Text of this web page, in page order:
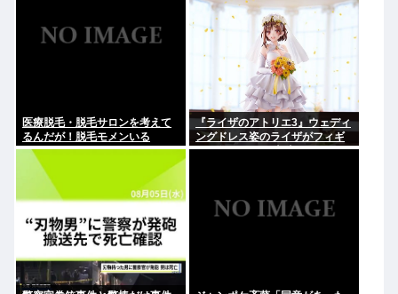
医療脱毛・脱毛サロンを考えて
るんだが！脱毛モメンいる
か？？
『ライザのアトリエ3』ウェディ
ングドレス姿のライザがフィギ
ュア化キタ───(ﾟ∀ﾟ)───!!!!!